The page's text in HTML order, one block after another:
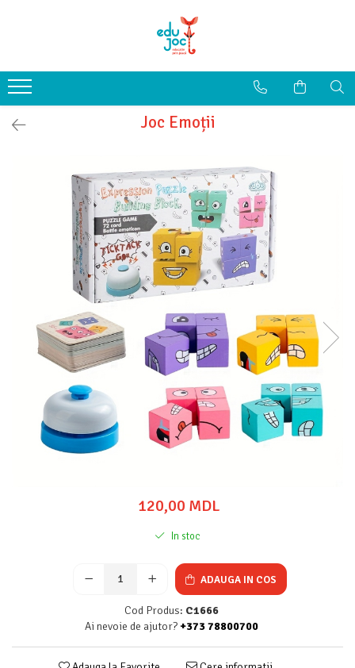
1-2 ani
3-4 ani
5-7 ani
Joc Emoții
120,00 MDL
In stoc
ADAUGA IN COS
Cod Produs: C1666
Ai nevoie de ajutor?+373 78800700